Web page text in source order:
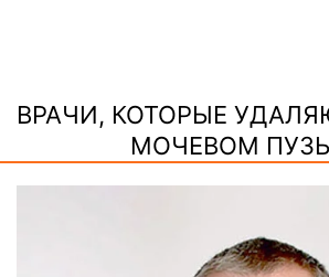
ВРАЧИ, КОТОРЫЕ
МОЧЕВОМ